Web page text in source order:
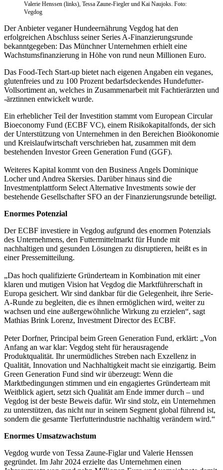
Valerie Henssen (links), Tessa Zaune-Fiegler und Kai Naujoks. Foto:
Vegdog
Der Anbieter veganer Hundeernährung Vegdog hat den
erfolgreichen Abschluss seiner Series A-Finanzierungsrunde
bekanntgegeben: Das Münchner Unternehmen erhielt eine
Wachstumsfinanzierung in Höhe von rund neun Millionen Euro.
Das Food-Tech Start-up bietet nach eigenen Angaben ein veganes,
glutenfreies und zu 100 Prozent bedarfsdeckendes Hundefutter-
Vollsortiment an, welches in Zusammenarbeit mit Fachtierärzten und
-ärztinnen entwickelt wurde.
Ein erheblicher Teil der Investition stammt vom European Circular
Bioeconomy Fund (ECBF VC), einem Risikokapitalfonds, der sich
der Unterstützung von Unternehmen in den Bereichen Bioökonomie
und Kreislaufwirtschaft verschrieben hat, zusammen mit dem
bestehenden Investor Green Generation Fund (GGF).
Weiteres Kapital kommt von den Business Angels Dominique
Locher und Andrea Skersies. Darüber hinaus sind die
Investmentplattform Select Alternative Investments sowie der
bestehende Gesellschafter SFO an der Finanzierungsrunde beteiligt.
Enormes Potenzial
Der ECBF investiere in Vegdog aufgrund des enormen Potenzials
des Unternehmens, den Futtermittelmarkt für Hunde mit
nachhaltigen und gesunden Lösungen zu disruptieren, heißt es in
einer Pressemitteilung.
„Das hoch qualifizierte Gründerteam in Kombination mit einer
klaren und mutigen Vision hat Vegdog die Marktführerschaft in
Europa gesichert. Wir sind dankbar für die Gelegenheit, ihre Serie-
A-Runde zu begleiten, die es ihnen ermöglichen wird, weiter zu
wachsen und eine außergewöhnliche Wirkung zu erzielen“, sagt
Mathias Brink Lorenz, Investment Director des ECBF.
Peter Dorfner, Principal beim Green Generation Fund, erklärt: „Von
Anfang an war klar: Vegdog steht für herausragende
Produktqualität. Ihr unermüdliches Streben nach Exzellenz in
Qualität, Innovation und Nachhaltigkeit macht sie einzigartig. Beim
Green Generation Fund sind wir überzeugt: Wenn die
Marktbedingungen stimmen und ein engagiertes Gründerteam mit
Weitblick agiert, setzt sich Qualität am Ende immer durch – und
Vegdog ist der beste Beweis dafür. Wir sind stolz, ein Unternehmen
zu unterstützen, das nicht nur in seinem Segment global führend ist,
sondern die gesamte Tierfutterindustrie nachhaltig verändern wird.“
Enormes Umsatzwachstum
Vegdog wurde von Tessa Zaune-Figlar und Valerie Henssen
gegründet. Im Jahr 2024 erzielte das Unternehmen einen